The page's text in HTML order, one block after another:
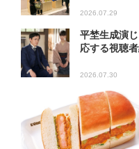
2026.07.29
平埜生成演
応する視聴
2026.07.30